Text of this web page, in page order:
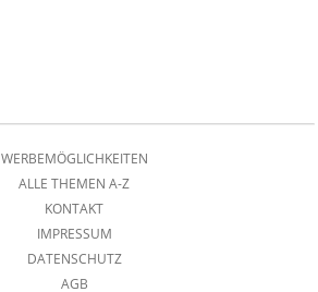
WERBEMÖGLICHKEITEN
ALLE THEMEN A-Z
KONTAKT
IMPRESSUM
DATENSCHUTZ
AGB